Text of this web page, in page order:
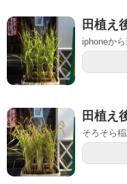
田植え
iphoneから
田植え
そろそら